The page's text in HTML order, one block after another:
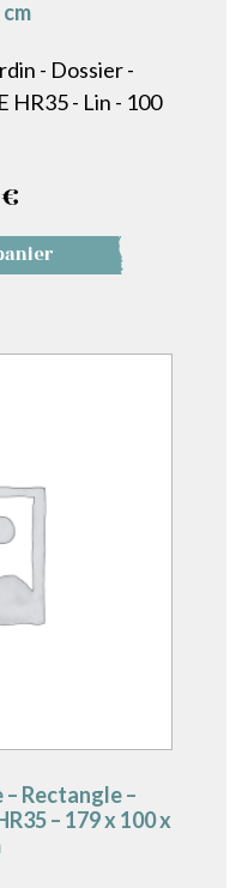
- Dossier -
HR35 - Lin - 100
€
Rectangle –
– 179 x 100 x